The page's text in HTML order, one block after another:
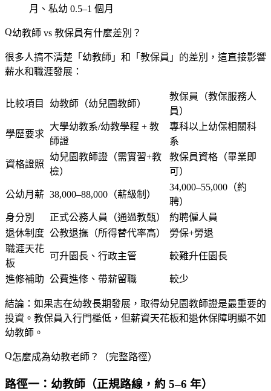
月、私幼 0.5–1 個月
幼教師 vs 教保員有什麼差別？
很多人搞不清楚「幼教師」和「教保員」的差別，這直接影響
薪水和職涯發展：
比較項目 幼教師（幼兒園教師）
教保員（教保服務人
員）
學歷要求
大學幼教系/幼教學程 + 教
師證
專科以上幼保相關科
系
資格證照
幼兒園教師證（需實習+教
檢）
教保員資格（畢業即
可）
公幼月薪 38,000–88,000（薪級制）
34,000–55,000（約
聘）
身分別
正式公務人員（通過教甄）
約聘僱人員
退休制度 公教退撫（所得替代率高）
勞保+勞退
職涯天花
板
可升園長、行政主管 較難升任園長
進修補助 公費進修、帶薪留職 較少
結論 ：如果志在幼教長期發展，取得幼兒園教師證是最重要的
投資。教保員入行門檻低，但薪資天花板和退休保障明顯不如
幼教師。
怎麼成為幼教老師？（完整路徑）
路徑一：幼教師（正規路線，約 5–6 年）